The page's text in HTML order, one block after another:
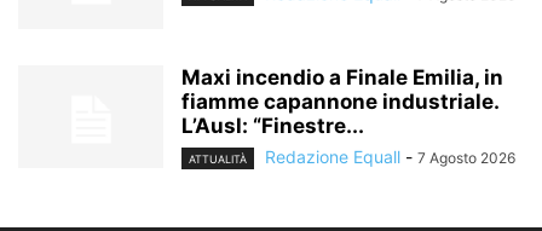
Maxi incendio a Finale Emilia, in
fiamme capannone industriale.
L’Ausl: “Finestre...
ATTUALITÀ Redazione Equall - 7 Agosto 2026